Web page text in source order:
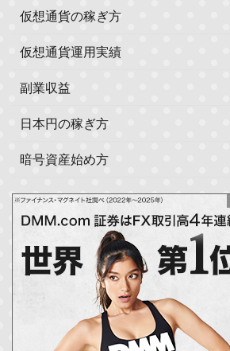
仮想通貨の稼ぎ方
仮想通貨運用実績
副業収益
日本円の稼ぎ方
暗号資産始め方